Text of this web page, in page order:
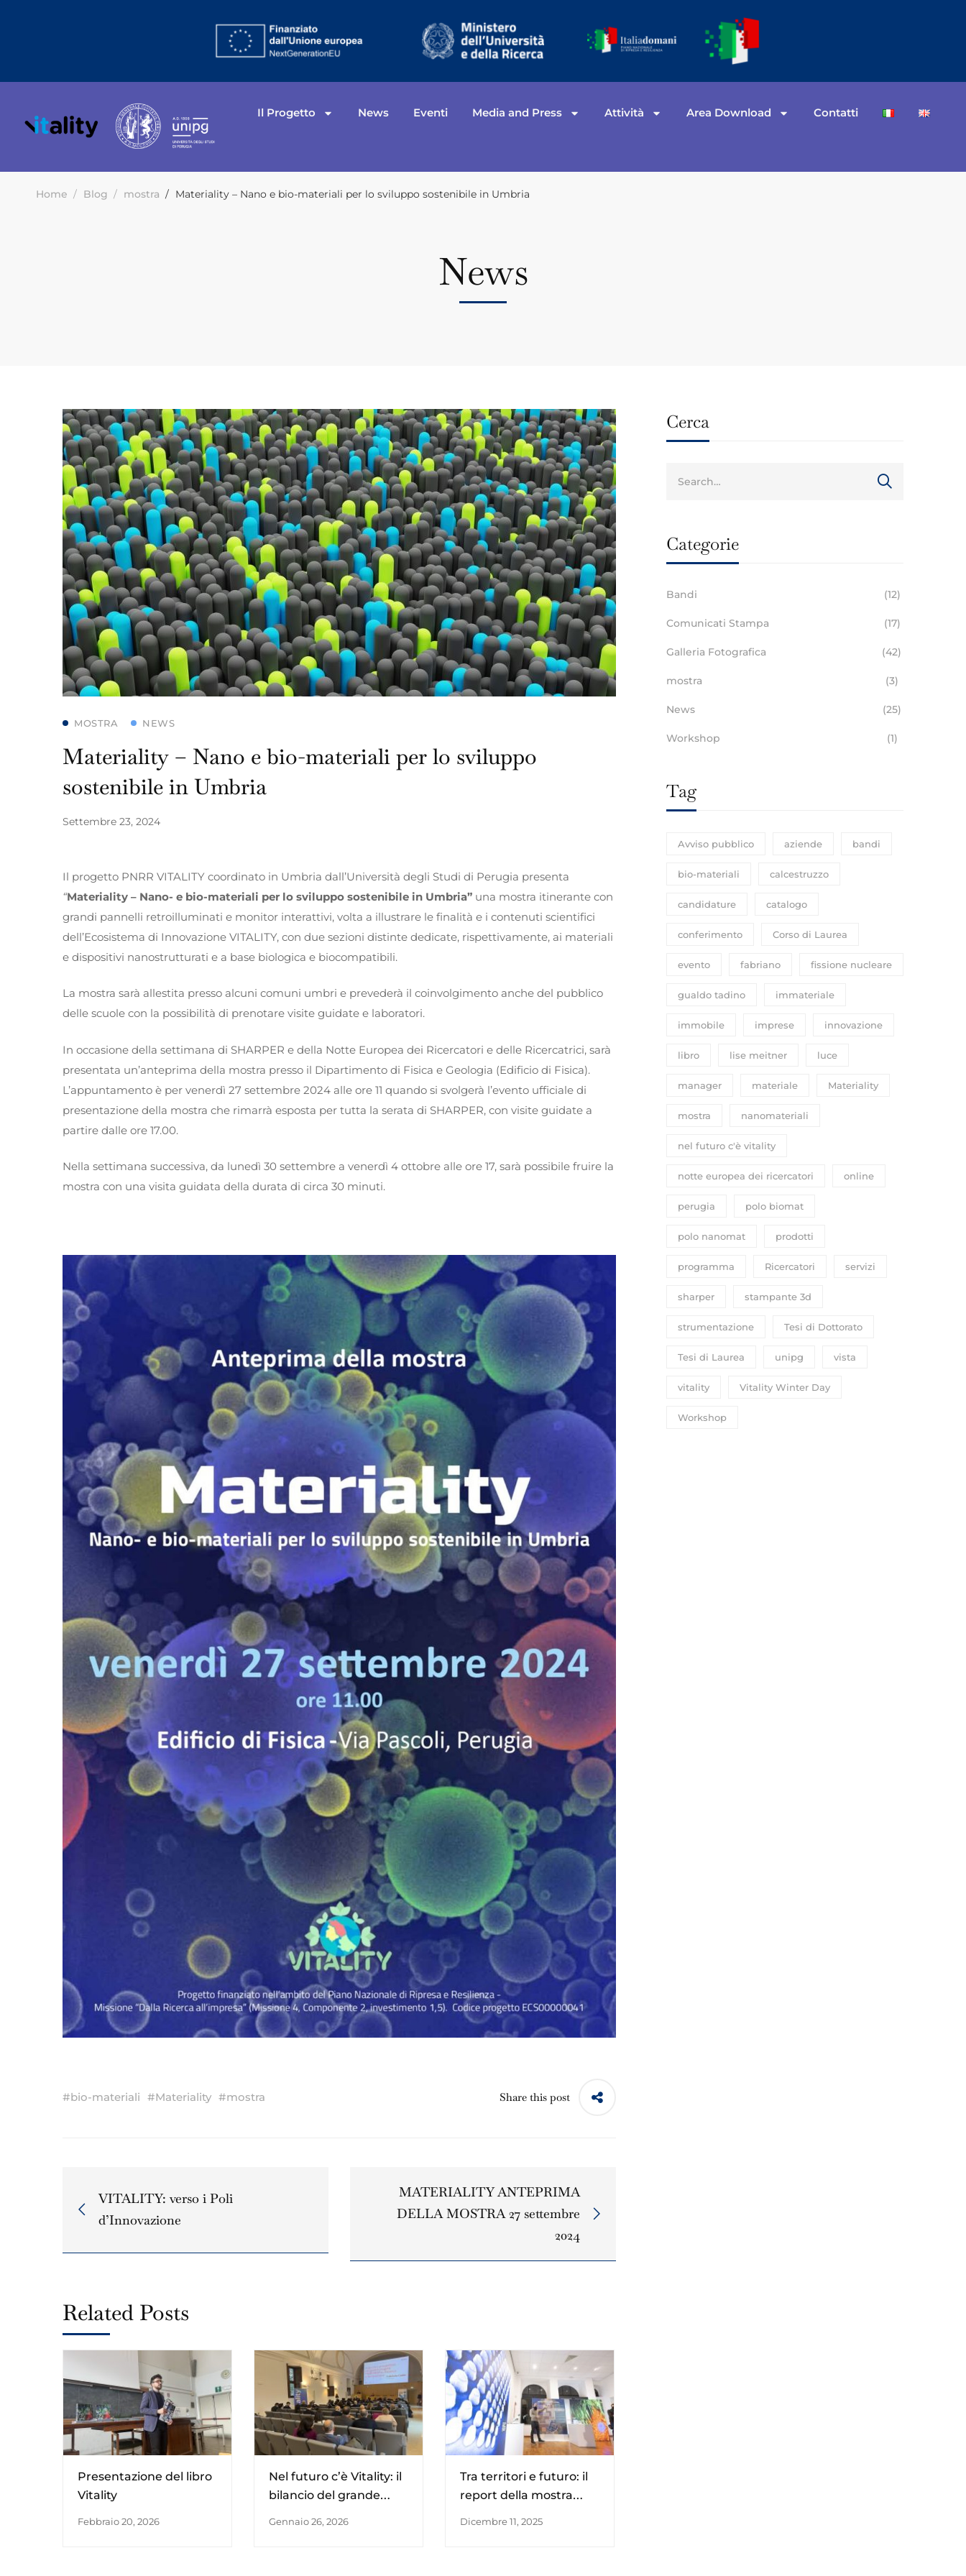
Il Progetto News Eventi Media and Press Attività Area Download Contatti
Home Blog mostra Materiality – Nano e bio-materiali per lo sviluppo sostenibile in Umbria
News
MOSTRA NEWS
Materiality – Nano e bio-materiali per lo sviluppo
sostenibile in Umbria
Settembre 23, 2024
Il progetto PNRR VITALITY coordinato in Umbria dall’Università degli Studi di Perugia presenta
“Materiality – Nano- e bio-materiali per lo sviluppo sostenibile in Umbria” una mostra itinerante con
grandi pannelli retroilluminati e monitor interattivi, volta a illustrare le finalità e i contenuti scientifici
dell’Ecosistema di Innovazione VITALITY, con due sezioni distinte dedicate, rispettivamente, ai materiali
e dispositivi nanostrutturati e a base biologica e biocompatibili.
La mostra sarà allestita presso alcuni comuni umbri e prevederà il coinvolgimento anche del pubblico
delle scuole con la possibilità di prenotare visite guidate e laboratori.
In occasione della settimana di SHARPER e della Notte Europea dei Ricercatori e delle Ricercatrici, sarà
presentata un’anteprima della mostra presso il Dipartimento di Fisica e Geologia (Edificio di Fisica).
L’appuntamento è per venerdì 27 settembre 2024 alle ore 11 quando si svolgerà l’evento ufficiale di
presentazione della mostra che rimarrà esposta per tutta la serata di SHARPER, con visite guidate a
partire dalle ore 17.00.
Nella settimana successiva, da lunedì 30 settembre a venerdì 4 ottobre alle ore 17, sarà possibile fruire la
mostra con una visita guidata della durata di circa 30 minuti.
#bio-materiali #Materiality #mostra Share this post
VITALITY: verso i Poli
d’Innovazione
MATERIALITY ANTEPRIMA
DELLA MOSTRA 27 settembre
2024
Related Posts
Presentazione del libro
Vitality
Febbraio 20, 2026
Nel futuro c’è Vitality: il
bilancio del grande
Gennaio 26, 2026
Tra territori e futuro: il
report della mostra
Dicembre 11, 2025
Cerca
Categorie
Bandi (12)
Comunicati Stampa (17)
Galleria Fotografica (42)
mostra (3)
News (25)
Workshop (1)
Tag
Avviso pubblico aziende bandi
bio-materiali calcestruzzo
candidature catalogo
conferimento Corso di Laurea
evento fabriano fissione nucleare
gualdo tadino immateriale
immobile imprese innovazione
libro lise meitner luce
manager materiale Materiality
mostra nanomateriali
nel futuro c'è vitality
notte europea dei ricercatori online
perugia polo biomat
polo nanomat prodotti
programma Ricercatori servizi
sharper stampante 3d
strumentazione Tesi di Dottorato
Tesi di Laurea unipg vista
vitality Vitality Winter Day
Workshop